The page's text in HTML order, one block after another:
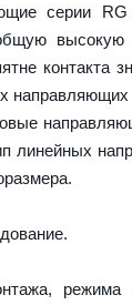
серии
высокую
контакта
направляющих
линейных
режима